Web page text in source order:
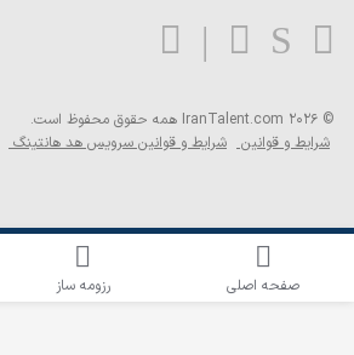
اطلاع‌رسانی شغلی را برای این جستجو فعال کنید
بلاگ
© 2026 IranTalent.com
همه حقوق محفوظ است.
شرایط و قوانین شرایط و قوانین سرویس هد هانتینگ
صفحه اصلی رزومه ساز